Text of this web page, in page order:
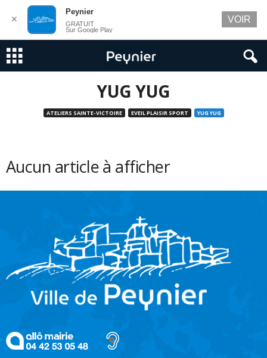
YUG YUG
ATELIERS SAINTE-VICTOIRE EVEIL PLAISIR SPORT YUG YUG
Aucun article à afficher
✕
Peynier
GRATUIT
Sur Google Play
VOIR